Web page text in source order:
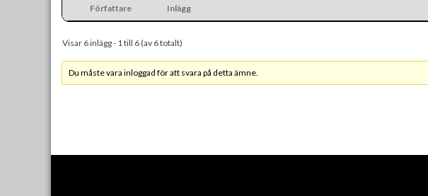
Författare Inlägg
Visar 6 inlägg - 1 till 6 (av 6 totalt)
Du måste vara inloggad för att svara på detta ämne.